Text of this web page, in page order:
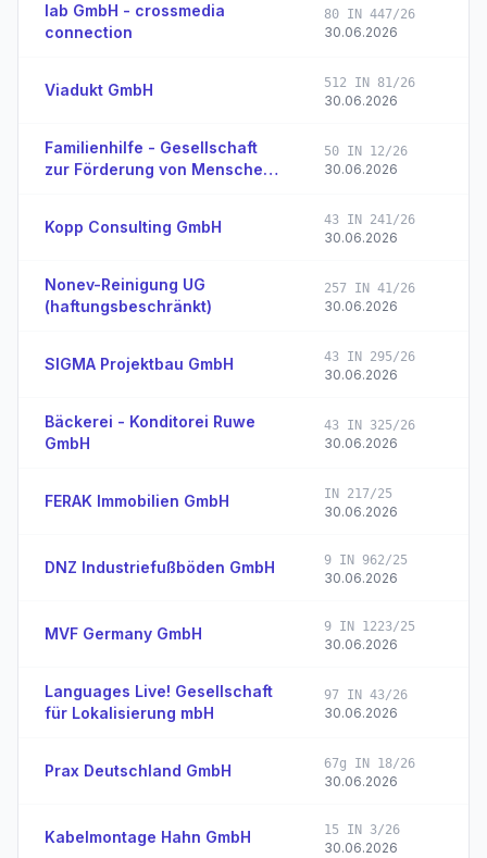
lab GmbH - crossmedia
connection
80 IN 447/26
30.06.2026
Viadukt GmbH 512 IN 81/26
30.06.2026
Familienhilfe - Gesellschaft
zur Förderung von Menschen
50 IN 12/26
30.06.2026
Kopp Consulting GmbH 43 IN 241/26
30.06.2026
Nonev-Reinigung UG
(haftungsbeschränkt)
257 IN 41/26
30.06.2026
SIGMA Projektbau GmbH 43 IN 295/26
30.06.2026
Bäckerei - Konditorei Ruwe
GmbH
43 IN 325/26
30.06.2026
FERAK Immobilien GmbH IN 217/25
30.06.2026
DNZ Industriefußböden GmbH 9 IN 962/25
30.06.2026
MVF Germany GmbH 9 IN 1223/25
30.06.2026
Languages Live! Gesellschaft
für Lokalisierung mbH
97 IN 43/26
30.06.2026
Prax Deutschland GmbH 67g IN 18/26
30.06.2026
Kabelmontage Hahn GmbH 15 IN 3/26
30.06.2026